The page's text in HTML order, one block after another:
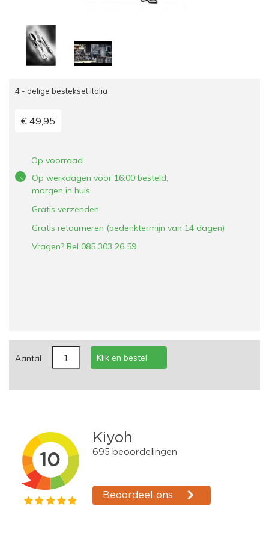
4 - delige bestekset Italia
€ 49,95
Op voorraad
Op werkdagen voor 16:00 besteld,
morgen in huis
Gratis verzenden
Gratis retourneren (bedenktermijn van 14 dagen)
Vragen? Bel 085 303 26 59
Aantal Klik en bestel